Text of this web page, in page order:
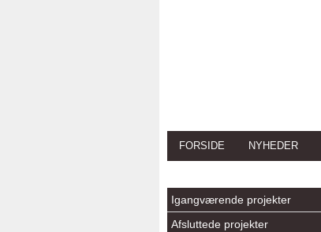
FORSIDE NYHEDER
Igangværende projekter
Afsluttede projekter